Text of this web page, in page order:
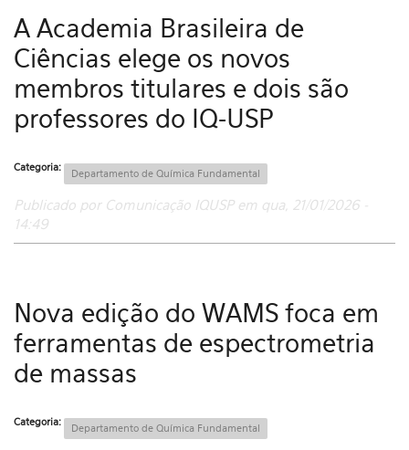
A Academia Brasileira de
Ciências elege os novos
membros titulares e dois são
professores do IQ-USP
Categoria: Departamento de Química Fundamental
Publicado por Comunicação IQUSP em qua, 21/01/2026 -
14:49
Nova edição do WAMS foca em
ferramentas de espectrometria
de massas
Categoria: Departamento de Química Fundamental